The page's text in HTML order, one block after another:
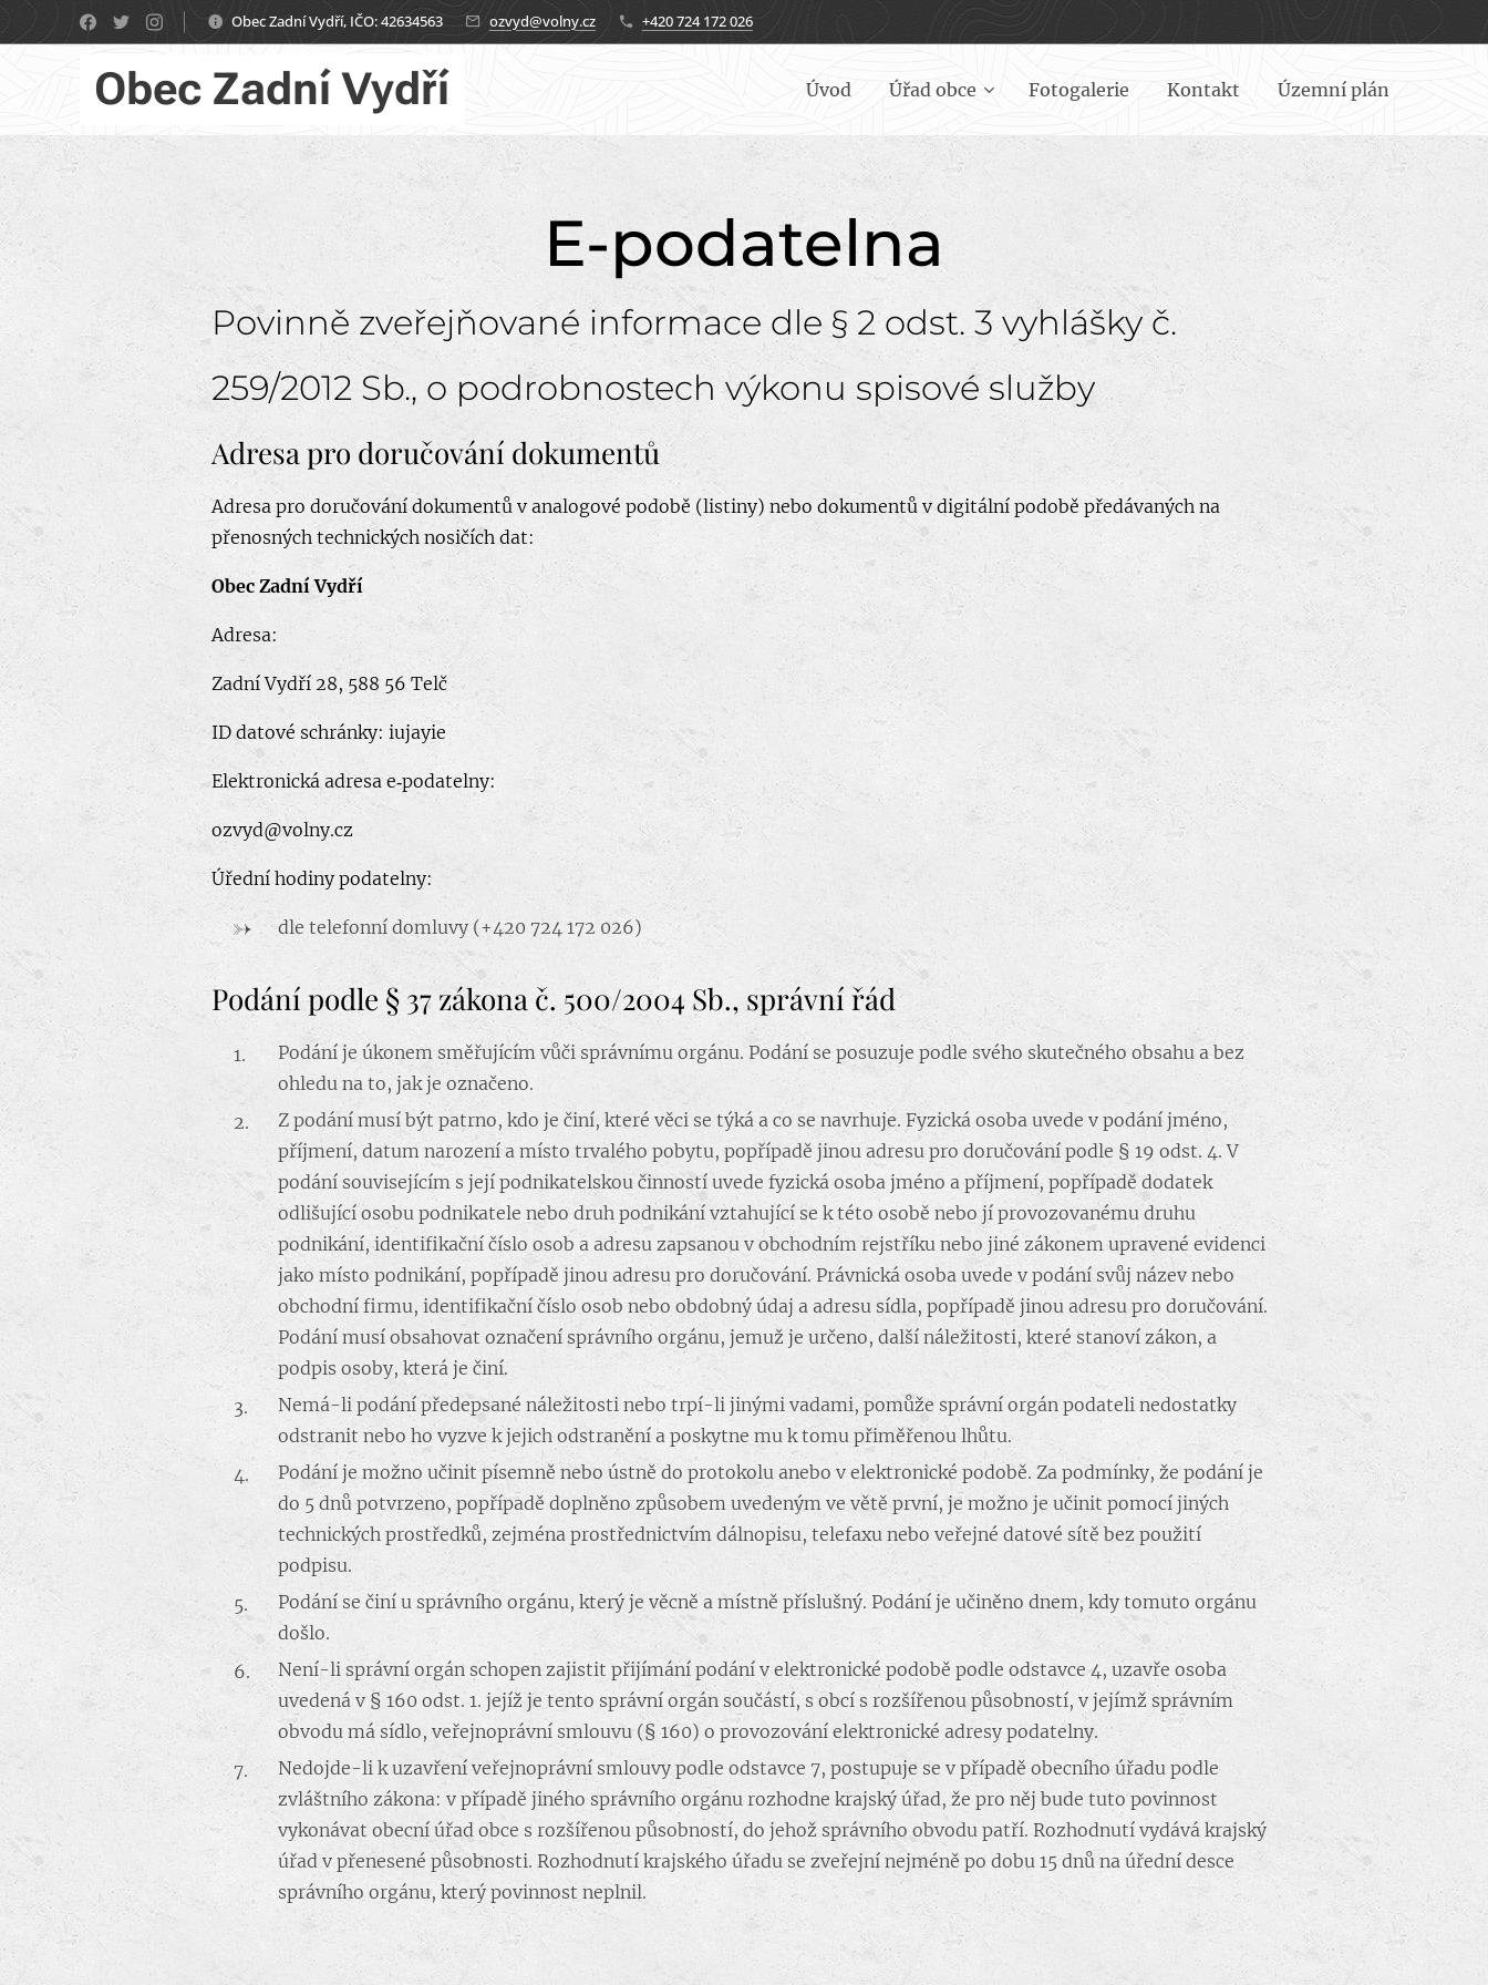
Obec Zadní Vydří, IČO: 42634563 ozvyd@volny.cz +420 724 172 026
Obec Zadní Vydří Úvod Úřad obce Fotogalerie Kontakt Územní plán
E-podatelna
Povinně zveřejňované informace dle § 2 odst. 3 vyhlášky č.
259/2012 Sb., o podrobnostech výkonu spisové služby
Adresa pro doručování dokumentů
Adresa pro doručování dokumentů v analogové podobě (listiny) nebo dokumentů v digitální podobě předávaných na
přenosných technických nosičích dat:
Obec Zadní Vydří
Adresa:
Zadní Vydří 28, 588 56 Telč
ID datové schránky: iujayie
Elektronická adresa e‑podatelny:
ozvyd@volny.cz
Úřední hodiny podatelny:
dle telefonní domluvy (+420 724 172 026)
Podání podle § 37 zákona č. 500/2004 Sb., správní řád
Podání je úkonem směřujícím vůči správnímu orgánu. Podání se posuzuje podle svého skutečného obsahu a bez
ohledu na to, jak je označeno.
Z podání musí být patrno, kdo je činí, které věci se týká a co se navrhuje. Fyzická osoba uvede v podání jméno,
příjmení, datum narození a místo trvalého pobytu, popřípadě jinou adresu pro doručování podle § 19 odst. 4. V
podání souvisejícím s její podnikatelskou činností uvede fyzická osoba jméno a příjmení, popřípadě dodatek
odlišující osobu podnikatele nebo druh podnikání vztahující se k této osobě nebo jí provozovanému druhu
podnikání, identifikační číslo osob a adresu zapsanou v obchodním rejstříku nebo jiné zákonem upravené evidenci
jako místo podnikání, popřípadě jinou adresu pro doručování. Právnická osoba uvede v podání svůj název nebo
obchodní firmu, identifikační číslo osob nebo obdobný údaj a adresu sídla, popřípadě jinou adresu pro doručování.
Podání musí obsahovat označení správního orgánu, jemuž je určeno, další náležitosti, které stanoví zákon, a
podpis osoby, která je činí.
Nemá-li podání předepsané náležitosti nebo trpí-li jinými vadami, pomůže správní orgán podateli nedostatky
odstranit nebo ho vyzve k jejich odstranění a poskytne mu k tomu přiměřenou lhůtu.
Podání je možno učinit písemně nebo ústně do protokolu anebo v elektronické podobě. Za podmínky, že podání je
do 5 dnů potvrzeno, popřípadě doplněno způsobem uvedeným ve větě první, je možno je učinit pomocí jiných
technických prostředků, zejména prostřednictvím dálnopisu, telefaxu nebo veřejné datové sítě bez použití
podpisu.
Podání se činí u správního orgánu, který je věcně a místně příslušný. Podání je učiněno dnem, kdy tomuto orgánu
došlo.
Není-li správní orgán schopen zajistit přijímání podání v elektronické podobě podle odstavce 4, uzavře osoba
uvedená v § 160 odst. 1. jejíž je tento správní orgán součástí, s obcí s rozšířenou působností, v jejímž správním
obvodu má sídlo, veřejnoprávní smlouvu (§ 160) o provozování elektronické adresy podatelny.
Nedojde-li k uzavření veřejnoprávní smlouvy podle odstavce 7, postupuje se v případě obecního úřadu podle
zvláštního zákona: v případě jiného správního orgánu rozhodne krajský úřad, že pro něj bude tuto povinnost
vykonávat obecní úřad obce s rozšířenou působností, do jehož správního obvodu patří. Rozhodnutí vydává krajský
úřad v přenesené působnosti. Rozhodnutí krajského úřadu se zveřejní nejméně po dobu 15 dnů na úřední desce
správního orgánu, který povinnost neplnil.